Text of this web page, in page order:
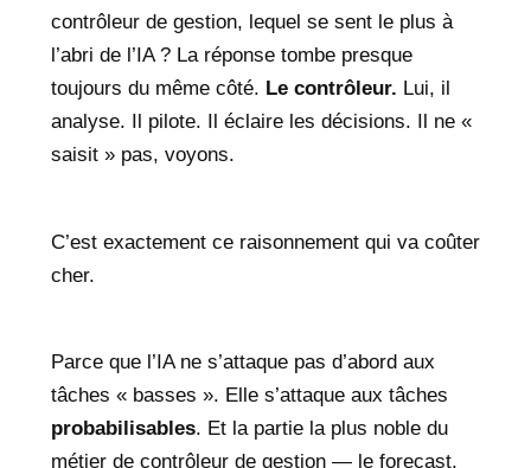
contrôleur de gestion, lequel se sent le plus à
l’abri de l’IA ? La réponse tombe presque
toujours du même côté. Le contrôleur. Lui, il
analyse. Il pilote. Il éclaire les décisions. Il ne «
saisit » pas, voyons.
C’est exactement ce raisonnement qui va coûter
cher.
Parce que l’IA ne s’attaque pas d’abord aux
tâches « basses ». Elle s’attaque aux tâches
probabilisables. Et la partie la plus noble du
métier de contrôleur de gestion — le forecast,